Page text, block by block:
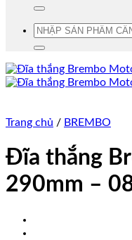
Tìm
Trang chủ / BREMBO
Đĩa thắng
290mm –